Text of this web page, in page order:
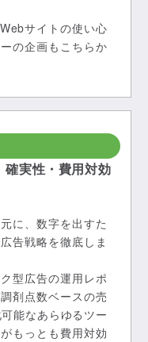
サイトの使い心
の企画もこちらか
確実性・費用対効
に、数字を出すた
告戦略を徹底しま
型広告の運用レポ
剤点数ベースの売
能なあらゆるツー
もっとも費用対効